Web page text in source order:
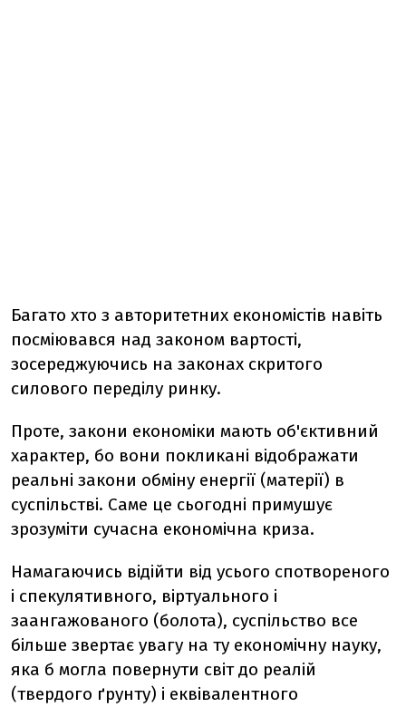
Багато хто з авторитетних економістів навіть
посміювався над законом вартості,
зосереджуючись на законах скритого
силового переділу ринку.
Проте, закони економіки мають об'єктивний
характер, бо вони покликані відображати
реальні закони обміну енергії (матерії) в
суспільстві. Саме це сьогодні примушує
зрозуміти сучасна економічна криза.
Намагаючись відійти від усього спотвореного
і спекулятивного, віртуального і
заангажованого (болота), суспільство все
більше звертає увагу на ту економічну науку,
яка б могла повернути світ до реалій
(твердого ґрунту) і еквівалентного